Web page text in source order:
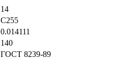
14
С255
0.014111
140
ГОСТ 8239-89